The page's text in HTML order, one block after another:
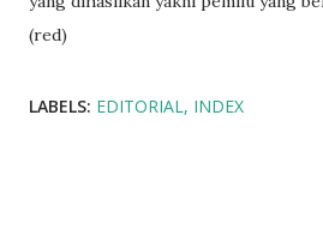
(red)
LABELS: EDITORIAL INDEX